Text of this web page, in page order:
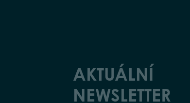
AKTUÁLNÍ
NEWSLETTER